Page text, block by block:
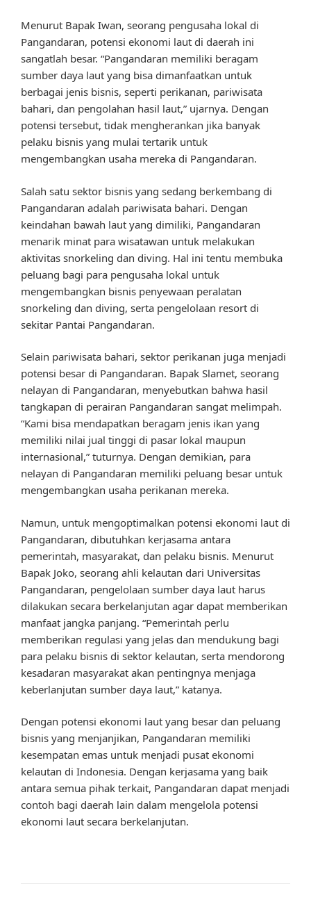
Menurut Bapak Iwan, seorang pengusaha lokal di
Pangandaran, potensi ekonomi laut di daerah ini
sangatlah besar. “Pangandaran memiliki beragam
sumber daya laut yang bisa dimanfaatkan untuk
berbagai jenis bisnis, seperti perikanan, pariwisata
bahari, dan pengolahan hasil laut,” ujarnya. Dengan
potensi tersebut, tidak mengherankan jika banyak
pelaku bisnis yang mulai tertarik untuk
mengembangkan usaha mereka di Pangandaran.
Salah satu sektor bisnis yang sedang berkembang di
Pangandaran adalah pariwisata bahari. Dengan
keindahan bawah laut yang dimiliki, Pangandaran
menarik minat para wisatawan untuk melakukan
aktivitas snorkeling dan diving. Hal ini tentu membuka
peluang bagi para pengusaha lokal untuk
mengembangkan bisnis penyewaan peralatan
snorkeling dan diving, serta pengelolaan resort di
sekitar Pantai Pangandaran.
Selain pariwisata bahari, sektor perikanan juga menjadi
potensi besar di Pangandaran. Bapak Slamet, seorang
nelayan di Pangandaran, menyebutkan bahwa hasil
tangkapan di perairan Pangandaran sangat melimpah.
“Kami bisa mendapatkan beragam jenis ikan yang
memiliki nilai jual tinggi di pasar lokal maupun
internasional,” tuturnya. Dengan demikian, para
nelayan di Pangandaran memiliki peluang besar untuk
mengembangkan usaha perikanan mereka.
Namun, untuk mengoptimalkan potensi ekonomi laut di
Pangandaran, dibutuhkan kerjasama antara
pemerintah, masyarakat, dan pelaku bisnis. Menurut
Bapak Joko, seorang ahli kelautan dari Universitas
Pangandaran, pengelolaan sumber daya laut harus
dilakukan secara berkelanjutan agar dapat memberikan
manfaat jangka panjang. “Pemerintah perlu
memberikan regulasi yang jelas dan mendukung bagi
para pelaku bisnis di sektor kelautan, serta mendorong
kesadaran masyarakat akan pentingnya menjaga
keberlanjutan sumber daya laut,” katanya.
Dengan potensi ekonomi laut yang besar dan peluang
bisnis yang menjanjikan, Pangandaran memiliki
kesempatan emas untuk menjadi pusat ekonomi
kelautan di Indonesia. Dengan kerjasama yang baik
antara semua pihak terkait, Pangandaran dapat menjadi
contoh bagi daerah lain dalam mengelola potensi
ekonomi laut secara berkelanjutan.